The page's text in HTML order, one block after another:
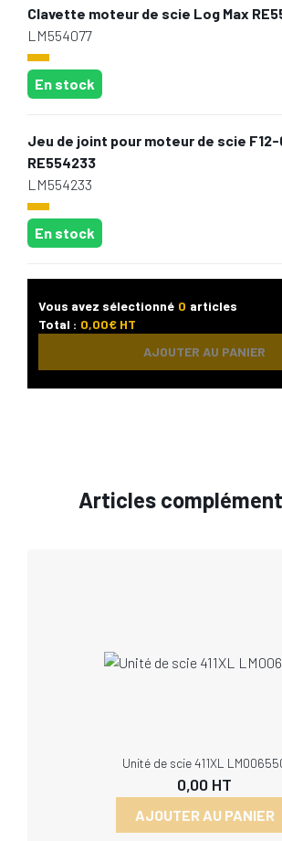
Clavette moteur de scie Log Max
LM554077
En stock
Jeu de joint pour moteur de scie F12-
RE554233
LM554233
En stock
Vous avez sélectionné 0 articles
Total : 0,00€ HT
AJOUTER AU PANIER
Articles
Unité de scie 411XL
0,00 HT
AJOUTER AU PANIER